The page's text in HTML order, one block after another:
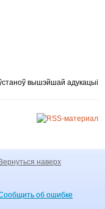
вышэйшай адукацыі
наверх
об ошибке